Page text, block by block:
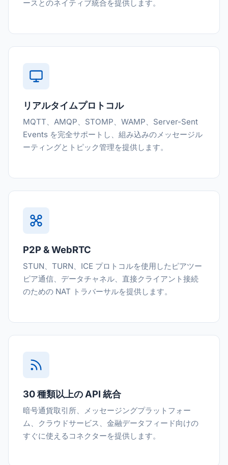
ースとのネイティブ統合を提供します。
リアルタイムプロトコル
MQTT、AMQP、STOMP、WAMP、Server-Sent
Events を完全サポートし、組み込みのメッセージル
ーティングとトピック管理を提供します。
P2P & WebRTC
STUN、TURN、ICE プロトコルを使用したピアツー
ピア通信、データチャネル、直接クライアント接続
のための NAT トラバーサルを提供します。
30 種類以上の API 統合
暗号通貨取引所、メッセージングプラットフォー
ム、クラウドサービス、金融データフィード向けの
すぐに使えるコネクターを提供します。